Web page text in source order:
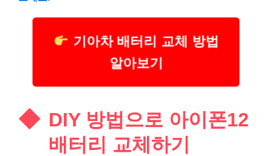
기아차 배터리 교체 방법
알아보기
DIY 방법으로 아이폰12
배터리 교체하기